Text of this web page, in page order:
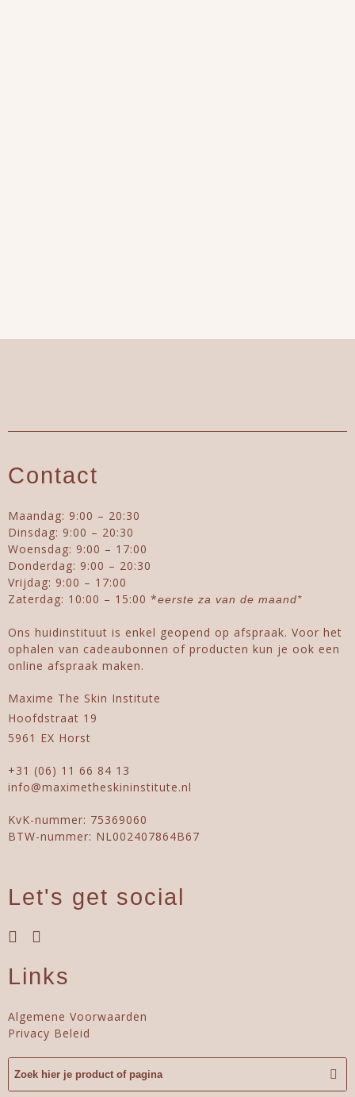
Contact
Maandag: 9:00 – 20:30
Dinsdag: 9:00 – 20:30
Woensdag: 9:00 – 17:00
Donderdag: 9:00 – 20:30
Vrijdag: 9:00 – 17:00
Zaterdag: 10:00 – 15:00 *eerste za van de maand*
Ons huidinstituut is enkel geopend op afspraak. Voor het
ophalen van cadeaubonnen of producten kun je ook een
online afspraak maken.
Maxime The Skin Institute
Hoofdstraat 19
5961 EX Horst
+31 (06) 11 66 84 13
info@maximetheskininstitute.nl
KvK-nummer: 75369060
BTW-nummer: NL002407864B67
Let's get social
Links
Algemene Voorwaarden
Privacy Beleid